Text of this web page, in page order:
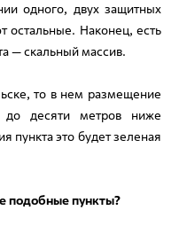
одного, двух защитных
остальные. Наконец, есть
— скальный массив.
то в нем размещение
до десяти метров ниже
пункта это будет зеленая
подобные пункты?